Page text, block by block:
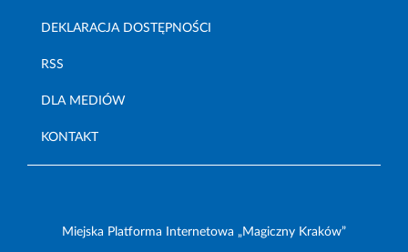
DEKLARACJA DOSTĘPNOŚCI
RSS
DLA MEDIÓW
KONTAKT
Miejska Platforma Internetowa „Magiczny Kraków”